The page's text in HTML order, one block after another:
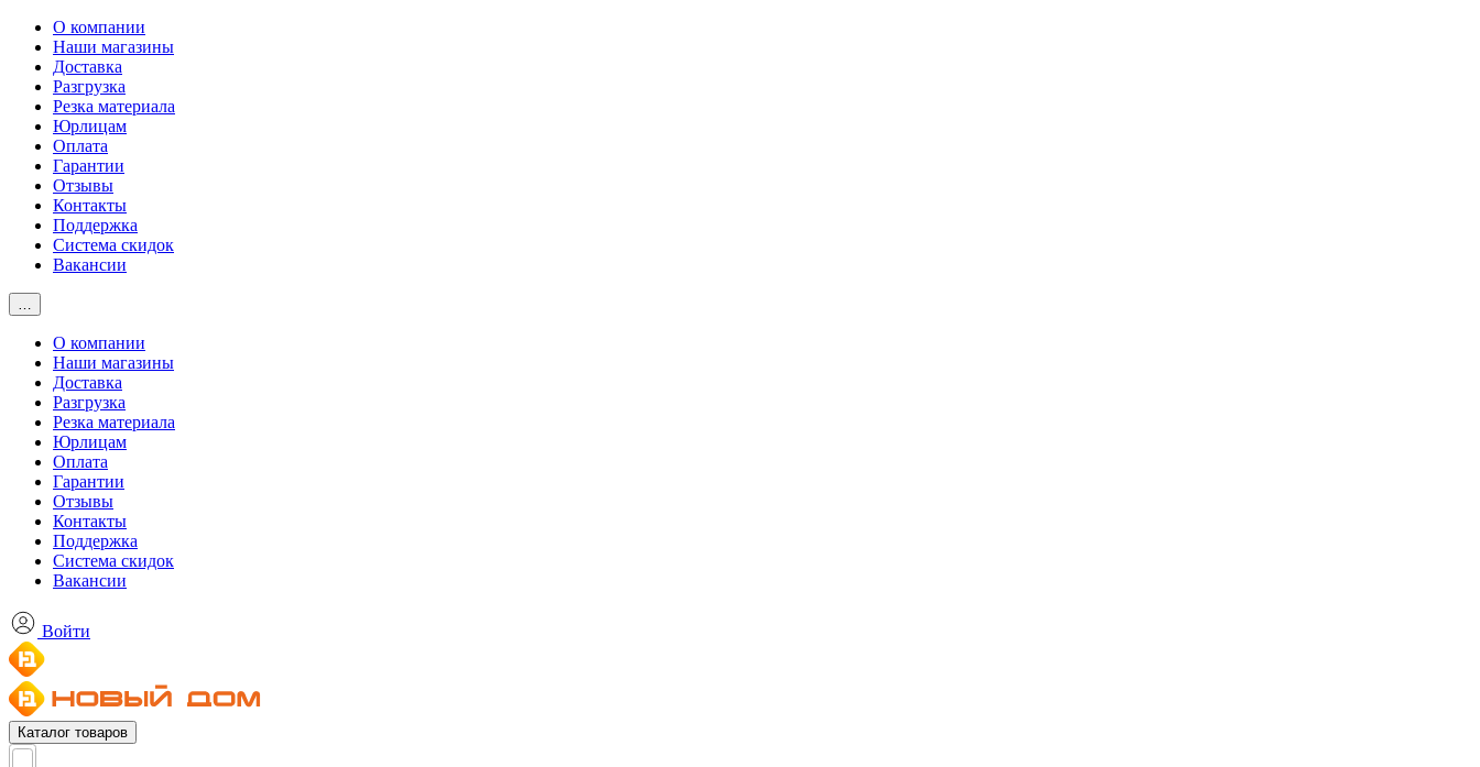
О компании
Наши магазины
Доставка
Разгрузка
Резка материала
Юрлицам
Оплата
Гарантии
Отзывы
Контакты
Поддержка
Система скидок
Вакансии
…
О компании
Наши магазины
Доставка
Разгрузка
Резка материала
Юрлицам
Оплата
Гарантии
Отзывы
Контакты
Поддержка
Система скидок
Вакансии
Войти
Каталог товаров